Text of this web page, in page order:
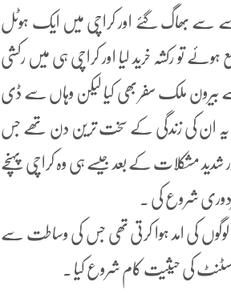
سے بھاگ گئے اور کراچی میں ایک ہوٹل
تو رکشہ خرید لیا اور کراچی ہی میں رکشی
بیرون ملک سفر بھی کیا لیکن وہاں سے ڈی
یہ ان کی زندگی کے سخت ترین دن تھے جس
شدید مشکلات کے بعد جیسے ہی وہ کراچی پہنچے
شروع کی ۔
کی امد ہوا کرتی تھی جس کی وساطت سے
اسسٹنٹ کی حیثیت کام شروع کیا ۔